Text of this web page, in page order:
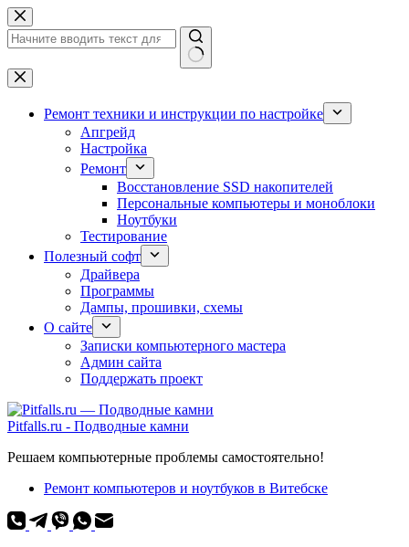
Перейти
к
сути
Ничего
не
найденоРемонт техники и инструкции по настройке
Апгрейд
Настройка
Ремонт
Восстановление SSD накопителей
Персональные компьютеры и моноблоки
Ноутбуки
Тестирование
Полезный софт
Драйвера
Программы
Дампы, прошивки, схемы
О сайте
Записки компьютерного мастера
Админ сайта
Поддержать проект
Pitfalls.ru - Подводные камни
Решаем компьютерные проблемы самостоятельно!
Ремонт компьютеров и ноутбуков в Витебске